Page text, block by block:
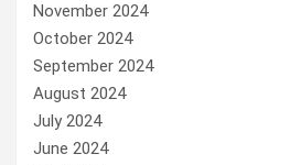
November 2024
October 2024
September 2024
August 2024
July 2024
June 2024